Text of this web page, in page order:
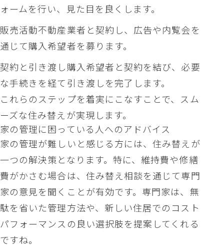
ォームを行い、見た目を良くします。
販売活動不動産業者と契約し、広告や内覧会を
通じて購入希望者を募ります。
契約と引き渡し購入希望者と契約を結び、必要
な手続きを経て引き渡しを完了します。
これらのステップを着実にこなすことで、スム
ーズな住み替えが実現します。
家の管理に困っている人へのアドバイス
家の管理が難しいと感じる方には、住み替えが
一つの解決策となります。特に、維持費や修繕
費がかさむ場合は、住み替え相談を通じて専門
家の意見を聞くことが有効です。専門家は、無
駄を省いた管理方法や、新しい住居でのコスト
パフォーマンスの良い選択肢を提案してくれる
ですね。